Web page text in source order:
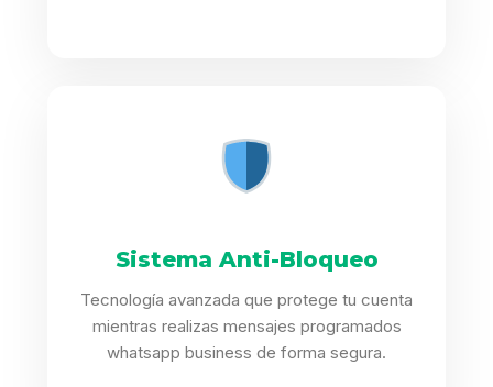
Sistema Anti-Bloqueo
Tecnología avanzada que protege tu cuenta
mientras realizas mensajes programados
whatsapp business de forma segura.